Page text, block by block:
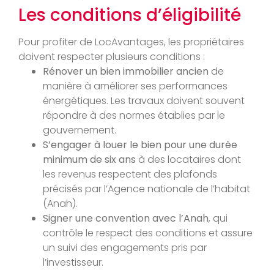
Les conditions d’éligibilité
Pour profiter de LocAvantages, les propriétaires
doivent respecter plusieurs conditions :
Rénover un bien immobilier ancien de
manière à améliorer ses performances
énergétiques. Les travaux doivent souvent
répondre à des normes établies par le
gouvernement.
S’engager à louer le bien pour une durée
minimum de six ans à des locataires dont
les revenus respectent des plafonds
précisés par l’Agence nationale de l’habitat
(Anah).
Signer une convention avec l’Anah, qui
contrôle le respect des conditions et assure
un suivi des engagements pris par
l’investisseur.